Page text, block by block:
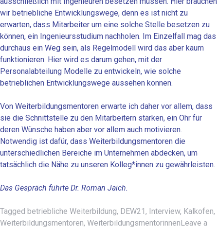
wir betriebliche Entwicklungswege, denn es ist nicht zu
erwarten, dass Mitarbeiter um eine solche Stelle besetzen zu
können, ein Ingenieursstudium nachholen. Im Einzelfall mag das
durchaus ein Weg sein, als Regelmodell wird das aber kaum
funktionieren. Hier wird es darum gehen, mit der
Personalabteilung Modelle zu entwickeln, wie solche
betrieblichen Entwicklungswege aussehen können.
Von Weiterbildungsmentoren erwarte ich daher vor allem, dass
sie die Schnittstelle zu den Mitarbeitern stärken, ein Ohr für
deren Wünsche haben aber vor allem auch motivieren.
Notwendig ist dafür, dass Weiterbildungsmentoren die
unterschiedlichen Bereiche im Unternehmen abdecken, um
tatsächlich die Nähe zu unseren Kolleg*innen zu gewährleisten.
Das Gespräch führte Dr. Roman Jaich.
Tagged betriebliche Weiterbildung, DEW21, Interview, Kalkofen,
Weiterbildungsmentoren, WeiterbildungsmentorinnenLeave a